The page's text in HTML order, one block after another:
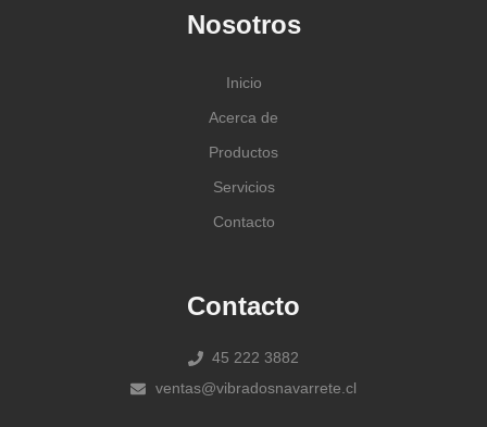
Nosotros
Inicio
Acerca de
Productos
Servicios
Contacto
Contacto
45 222 3882
ventas@vibradosnavarrete.cl